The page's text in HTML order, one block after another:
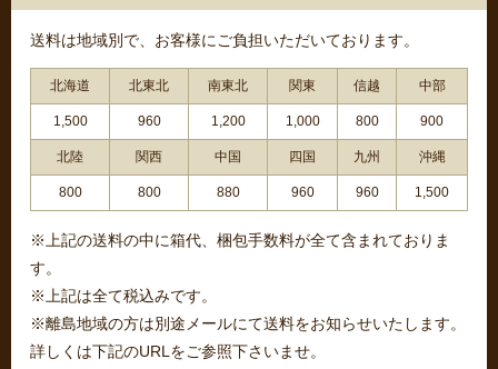
送料は地域別で、お客様にご負担いただいております。
北海道 北東北 南東北 関東 信越 中部
1,500 960 1,200 1,000 800 900
北陸 関西 中国 四国 九州 沖縄
800 800 880 960 960 1,500
※上記の送料の中に箱代、梱包手数料が全て含まれておりま
す。
※上記は全て税込みです。
※離島地域の方は別途メールにて送料をお知らせいたします。
詳しくは下記のURLをご参照下さいませ。